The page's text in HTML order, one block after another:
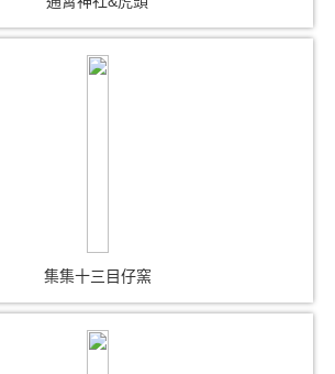
集集十三目仔窯